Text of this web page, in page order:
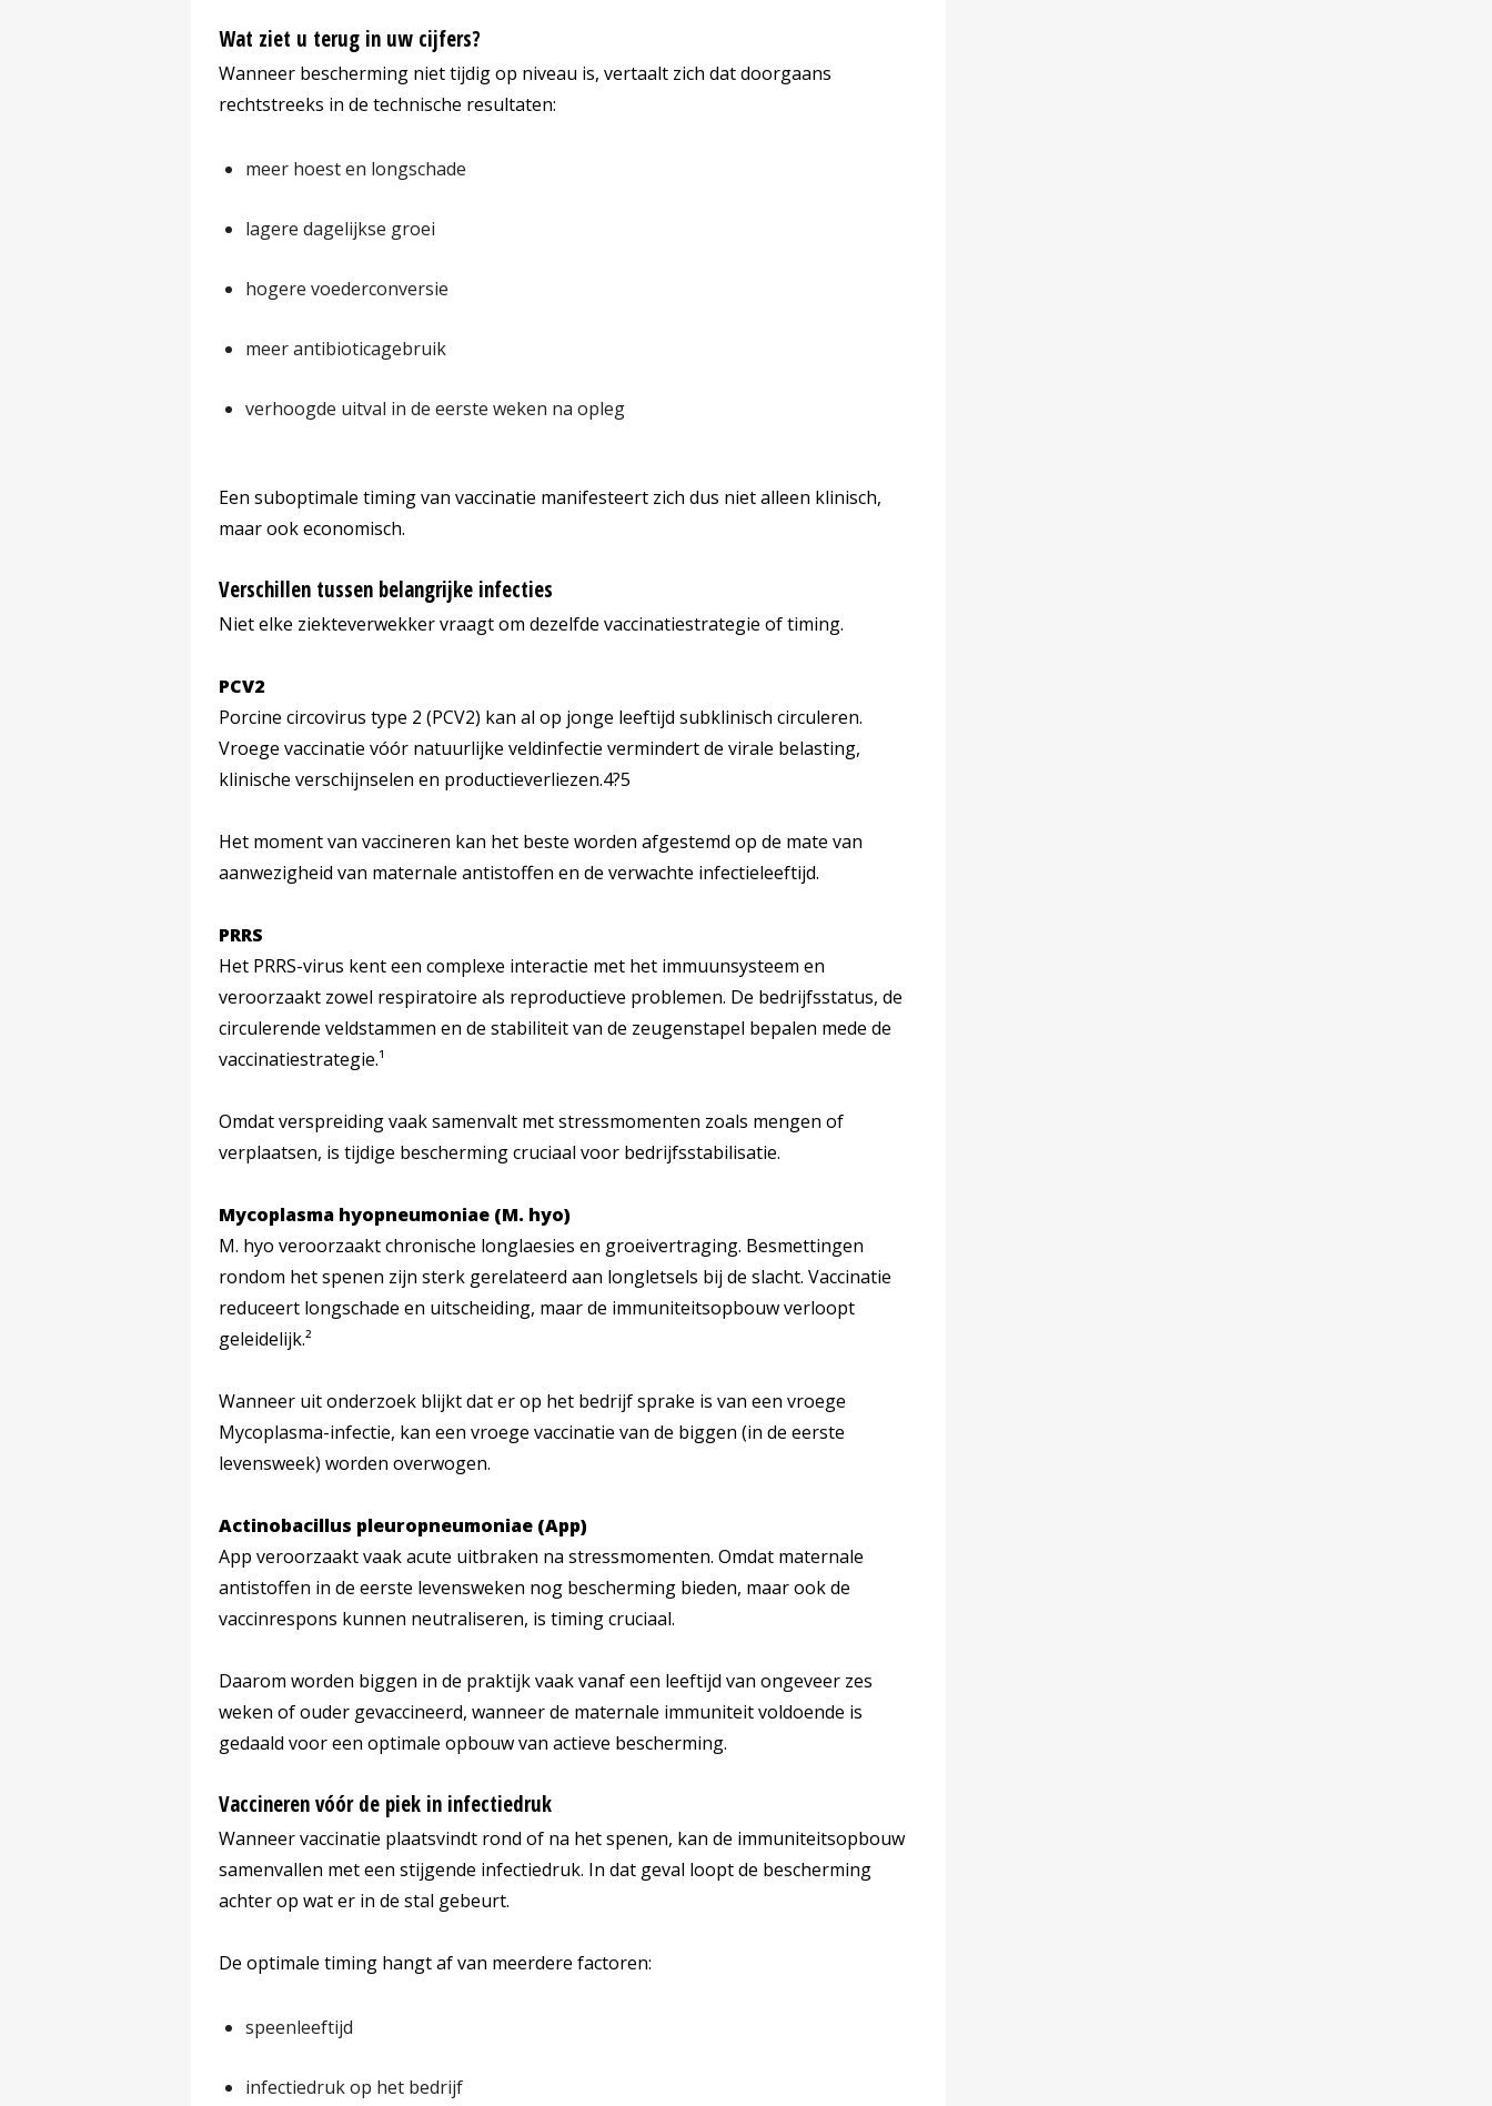
Wat ziet u terug in uw cijfers?
Wanneer bescherming niet tijdig op niveau is, vertaalt zich dat doorgaans
rechtstreeks in de technische resultaten:
meer hoest en longschade
lagere dagelijkse groei
hogere voederconversie
meer antibioticagebruik
verhoogde uitval in de eerste weken na opleg
Een suboptimale timing van vaccinatie manifesteert zich dus niet alleen klinisch,
maar ook economisch.
Verschillen tussen belangrijke infecties
Niet elke ziekteverwekker vraagt om dezelfde vaccinatiestrategie of timing.
PCV2
Porcine circovirus type 2 (PCV2) kan al op jonge leeftijd subklinisch circuleren.
Vroege vaccinatie vóór natuurlijke veldinfectie vermindert de virale belasting,
klinische verschijnselen en productieverliezen.4?5
Het moment van vaccineren kan het beste worden afgestemd op de mate van
aanwezigheid van maternale antistoffen en de verwachte infectieleeftijd.
PRRS
Het PRRS-virus kent een complexe interactie met het immuunsysteem en
veroorzaakt zowel respiratoire als reproductieve problemen. De bedrijfsstatus, de
circulerende veldstammen en de stabiliteit van de zeugenstapel bepalen mede de
vaccinatiestrategie.¹
Omdat verspreiding vaak samenvalt met stressmomenten zoals mengen of
verplaatsen, is tijdige bescherming cruciaal voor bedrijfsstabilisatie.
Mycoplasma hyopneumoniae (M. hyo)
M. hyo veroorzaakt chronische longlaesies en groeivertraging. Besmettingen
rondom het spenen zijn sterk gerelateerd aan longletsels bij de slacht. Vaccinatie
reduceert longschade en uitscheiding, maar de immuniteitsopbouw verloopt
geleidelijk.²
Wanneer uit onderzoek blijkt dat er op het bedrijf sprake is van een vroege
Mycoplasma-infectie, kan een vroege vaccinatie van de biggen (in de eerste
levensweek) worden overwogen.
Actinobacillus pleuropneumoniae (App)
App veroorzaakt vaak acute uitbraken na stressmomenten. Omdat maternale
antistoffen in de eerste levensweken nog bescherming bieden, maar ook de
vaccinrespons kunnen neutraliseren, is timing cruciaal.
Daarom worden biggen in de praktijk vaak vanaf een leeftijd van ongeveer zes
weken of ouder gevaccineerd, wanneer de maternale immuniteit voldoende is
gedaald voor een optimale opbouw van actieve bescherming.
Vaccineren vóór de piek in infectiedruk
Wanneer vaccinatie plaatsvindt rond of na het spenen, kan de immuniteitsopbouw
samenvallen met een stijgende infectiedruk. In dat geval loopt de bescherming
achter op wat er in de stal gebeurt.
De optimale timing hangt af van meerdere factoren:
speenleeftijd
infectiedruk op het bedrijf